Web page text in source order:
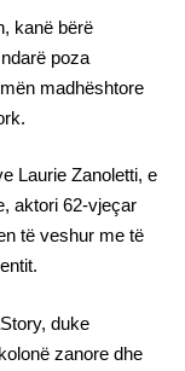
kanë bërë
poza
madhështore
Laurie Zanoletti, e
aktori 62-vjeçar
të veshur me të
duke
zanore dhe